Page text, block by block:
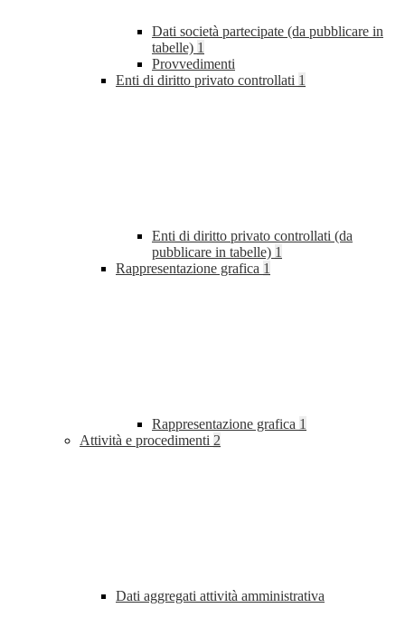
Dati società partecipate (da pubblicare in
tabelle) 1
Provvedimenti
Enti di diritto privato controllati 1
Enti di diritto privato controllati (da
pubblicare in tabelle) 1
Rappresentazione grafica 1
Rappresentazione grafica 1
Attività e procedimenti 2
Dati aggregati attività amministrativa